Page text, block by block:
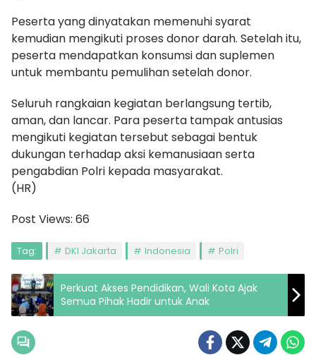
Peserta yang dinyatakan memenuhi syarat
kemudian mengikuti proses donor darah. Setelah itu,
peserta mendapatkan konsumsi dan suplemen
untuk membantu pemulihan setelah donor.
Seluruh rangkaian kegiatan berlangsung tertib,
aman, dan lancar. Para peserta tampak antusias
mengikuti kegiatan tersebut sebagai bentuk
dukungan terhadap aksi kemanusiaan serta
pengabdian Polri kepada masyarakat.
(HR)
Post Views: 66
Tag: DKI Jakarta Indonesia Polri
Perkuat Akses Pendidikan, Wali Kota Ajak
Semua Pihak Hadir untuk Anak